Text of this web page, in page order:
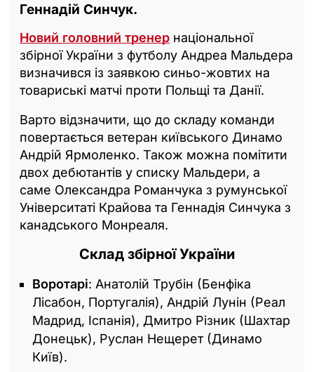
Геннадій Синчук.
Новий головний тренер національної
збірної України з футболу Андреа Мальдера
визначився із заявкою синьо-жовтих на
товариські матчі проти Польщі та Данії.
Варто відзначити, що до складу команди
повертається ветеран київського Динамо
Андрій Ярмоленко. Також можна помітити
двох дебютантів у списку Мальдери, а
саме Олександра Романчука з румунської
Університаті Крайова та Геннадія Синчука з
канадського Монреаля.
Склад збірної України
Воротарі: Анатолій Трубін (Бенфіка
Лісабон, Португалія), Андрій Лунін (Реал
Мадрид, Іспанія), Дмитро Різник (Шахтар
Донецьк), Руслан Нещерет (Динамо
Київ).